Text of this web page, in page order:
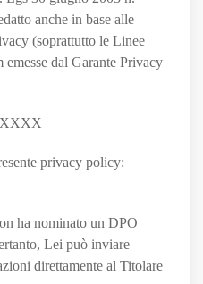
anche in base alle
(soprattutto le Linee
dal Garante Privacy
privacy policy:
ha nominato un DPO
Lei può inviare
direttamente al Titolare